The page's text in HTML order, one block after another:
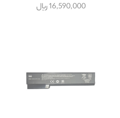
16,590,000 ریال